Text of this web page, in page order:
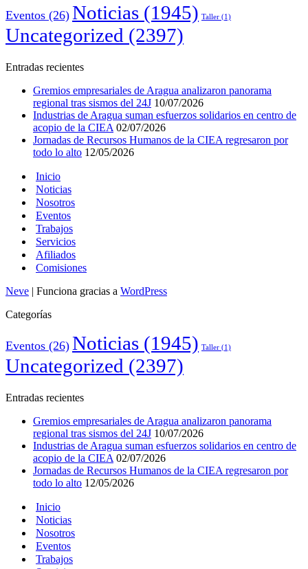
Eventos (26) Noticias (1945) Taller (1)
Uncategorized (2397)
Entradas recientes
Gremios empresariales de Aragua analizaron panorama
regional tras sismos del 24J 10/07/2026
Industrias de Aragua suman esfuerzos solidarios en centro de
acopio de la CIEA 02/07/2026
Jornadas de Recursos Humanos de la CIEA regresaron por
todo lo alto 12/05/2026
Inicio
Noticias
Nosotros
Eventos
Trabajos
Servicios
Afiliados
Comisiones
Neve | Funciona gracias a WordPress
Categorías
Eventos (26) Noticias (1945) Taller (1)
Uncategorized (2397)
Entradas recientes
Gremios empresariales de Aragua analizaron panorama
regional tras sismos del 24J 10/07/2026
Industrias de Aragua suman esfuerzos solidarios en centro de
acopio de la CIEA 02/07/2026
Jornadas de Recursos Humanos de la CIEA regresaron por
todo lo alto 12/05/2026
Inicio
Noticias
Nosotros
Eventos
Trabajos